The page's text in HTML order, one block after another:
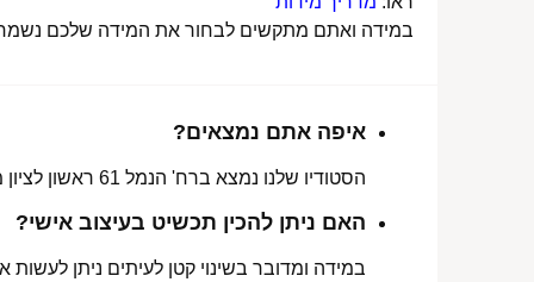
במידה ואתם מתקשים לבחור את המידה שלכם נשמח
איפה אתם נמצאים?
הסטודיו שלנו נמצא ברח' הנמל 61 ראשון לציון מכאן ניתן לאסוף הזמנות, לתקן או להחליף מידה.
האם ניתן להכין תכשיט בעיצוב אישי?
במידה ומדובר בשינוי קטן לעיתים ניתן לעשות